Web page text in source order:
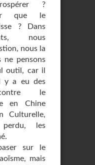
?
que le
? Dans
nous
nous la
ne pensons
outil, car il
y a eu des
le
en Chine
Culturelle,
les
sur le
mais